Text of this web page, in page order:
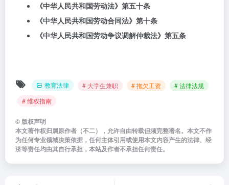
《中华人民共和国劳动法》第五十条
《中华人民共和国劳动合同法》第十条
《中华人民共和国劳动争议调解仲裁法》第五条
教育法律 # 大学生兼职 # 拖欠工资
# 法律法规
# 维权指南
©版权声明
本文著作权归属原作者（不二），允许自由转载但须完整署名。本文不作
为任何专业领域决策依据，任何主体引用或使用本文内容产生的法律、经
济等责任均由其自行承担，本站及作者不承担任何责任。